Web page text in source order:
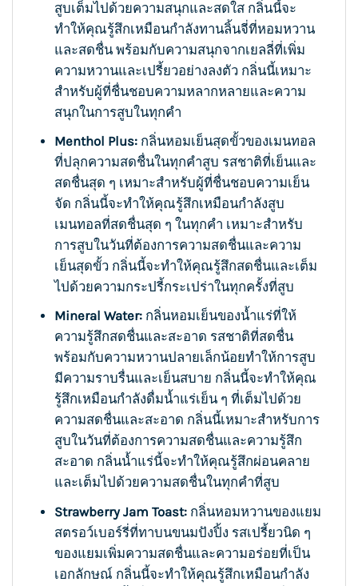
สูบเต็มไปด้วยความสนุกและสดใส กลิ่นนี้จะ
ทำให้คุณรู้สึกเหมือนกำลังทานลิ้นจี่ที่หอมหวาน
และสดชื่น พร้อมกับความสนุกจากเยลลี่ที่เพิ่ม
ความหวานและเปรี้ยวอย่างลงตัว กลิ่นนี้เหมาะ
สำหรับผู้ที่ชื่นชอบความหลากหลายและความ
สนุกในการสูบในทุกคำ
Menthol Plus:กลิ่นหอมเย็นสุดขั้วของเมนทอล
ที่ปลุกความสดชื่นในทุกคำสูบ รสชาติที่เย็นและ
สดชื่นสุด ๆ เหมาะสำหรับผู้ที่ชื่นชอบความเย็น
จัด กลิ่นนี้จะทำให้คุณรู้สึกเหมือนกำลังสูบ
เมนทอลที่สดชื่นสุด ๆ ในทุกคำ เหมาะสำหรับ
การสูบในวันที่ต้องการความสดชื่นและความ
เย็นสุดขั้ว กลิ่นนี้จะทำให้คุณรู้สึกสดชื่นและเต็ม
ไปด้วยความกระปรี้กระเปร่าในทุกครั้งที่สูบ
Mineral Water:กลิ่นหอมเย็นของน้ำแร่ที่ให้
ความรู้สึกสดชื่นและสะอาด รสชาติที่สดชื่น
พร้อมกับความหวานปลายเล็กน้อยทำให้การสูบ
มีความราบรื่นและเย็นสบาย กลิ่นนี้จะทำให้คุณ
รู้สึกเหมือนกำลังดื่มน้ำแร่เย็น ๆ ที่เต็มไปด้วย
ความสดชื่นและสะอาด กลิ่นนี้เหมาะสำหรับการ
สูบในวันที่ต้องการความสดชื่นและความรู้สึก
สะอาด กลิ่นน้ำแร่นี้จะทำให้คุณรู้สึกผ่อนคลาย
และเต็มไปด้วยความสดชื่นในทุกคำที่สูบ
Strawberry Jam Toast:กลิ่นหอมหวานของแยม
สตรอว์เบอร์รี่ที่ทาบนขนมปังปิ้ง รสเปรี้ยวนิด ๆ
ของแยมเพิ่มความสดชื่นและความอร่อยที่เป็น
เอกลักษณ์ กลิ่นนี้จะทำให้คุณรู้สึกเหมือนกำลัง